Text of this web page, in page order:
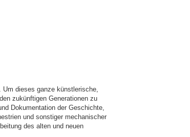
Um dieses ganze künstlerische,
zukünftigen Generationen zu
Dokumentation der Geschichte,
und sonstiger mechanischer
des alten und neuen